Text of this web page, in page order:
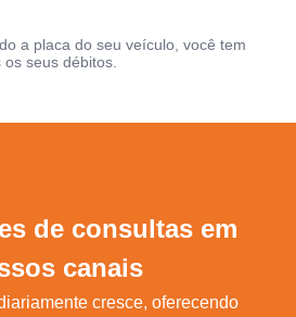
a placa do seu veículo, você tem
seus débitos.
de consultas em
canais
cresce, oferecendo